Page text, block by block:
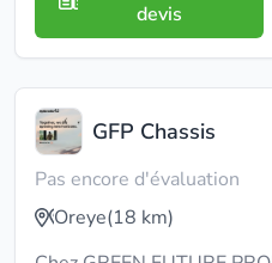
devis
GFP Chassis
Pas encore d'évaluation
Oreye(18 km)